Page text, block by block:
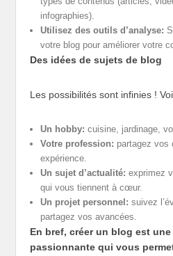
infographies).
Utilisez des outils d’analyse:
votre blog pour améliorer votre
Des idées de sujets de blog
Les possibilités sont infinies !
Un hobby: cuisine, jardinage,
Votre profession: partagez vos
expérience.
Un sujet d’actualité: exprimez
qui vous tiennent à cœur.
Un projet personnel: suivez
partagez vos avancées.
En bref, créer un blog est
passionnante qui vous